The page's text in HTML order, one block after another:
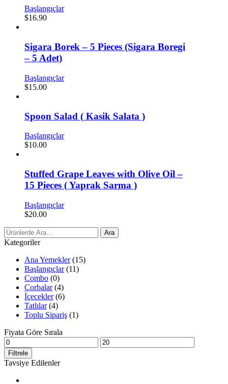
Başlangıçlar
$16.90
Sigara Borek – 5 Pieces (Sigara Boregi
– 5 Adet)
Başlangıçlar
$15.00
Spoon Salad ( Kasik Salata )
Başlangıçlar
$10.00
Stuffed Grape Leaves with Olive Oil –
15 Pieces ( Yaprak Sarma )
Başlangıçlar
$20.00
Arama
Sonuçları:
Ara
Kategoriler
Ana Yemekler (15)
Başlangıçlar (11)
Combo (0)
Çorbalar (4)
İçecekler (6)
Tatlılar (4)
Toplu Sipariş (1)
Fiyata Göre Sırala
En
düşük
fiyat
En
yüksek
Filtrele
Tavsiye Edilenler